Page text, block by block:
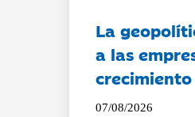
La
a las
07/08/2026